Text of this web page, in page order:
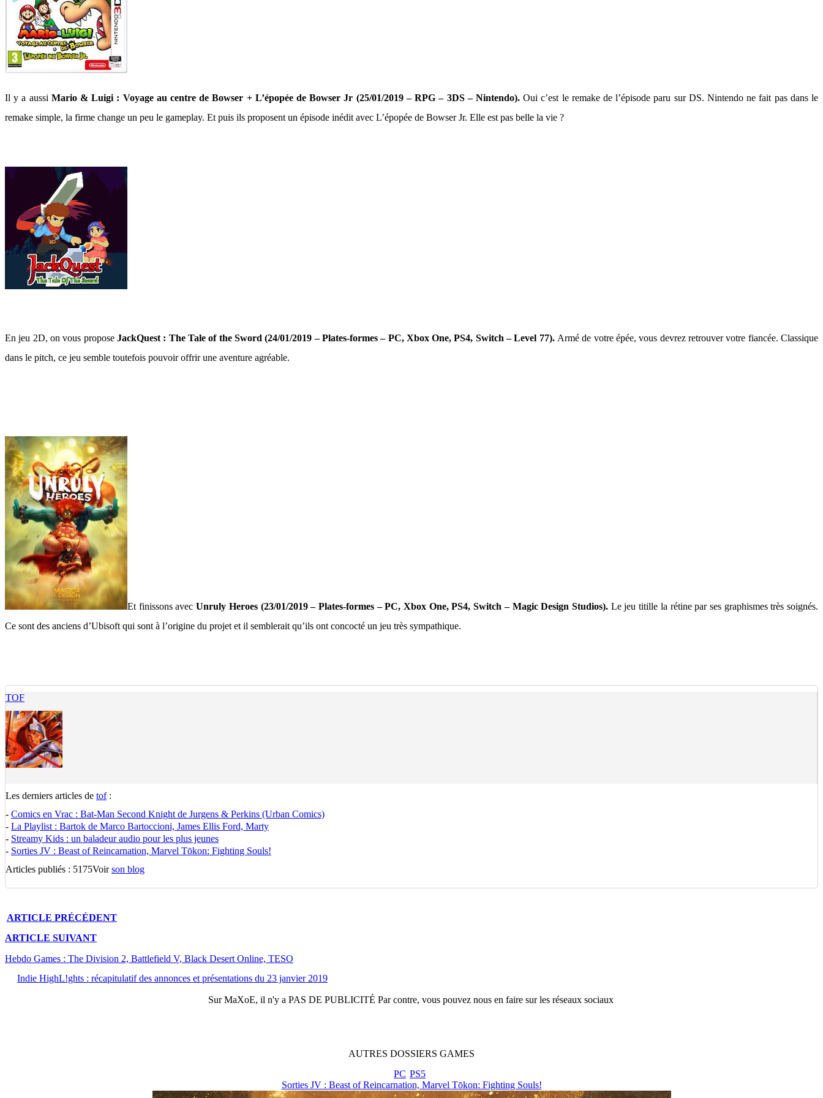
Il y a aussi Mario & Luigi : Voyage au centre de Bowser + L’épopée de Bowser Jr (25/01/2019 – RPG – 3DS – Nintendo).Oui c’est le remake de l’épisode paru sur DS. Nintendo ne fait pas dans le
remake simple, la firme change un peu le gameplay. Et puis ils proposent un épisode inédit avec L’épopée de Bowser Jr. Elle est pas belle la vie ?
En jeu 2D, on vous propose JackQuest : The Tale of the Sword (24/01/2019 – Plates-formes – PC, Xbox One, PS4, Switch – Level 77). Armé de votre épée, vous devrez retrouver votre fiancée. Classique
dans le pitch, ce jeu semble toutefois pouvoir offrir une aventure agréable.
Et finissons avecUnruly Heroes (23/01/2019 – Plates-formes – PC, Xbox One, PS4, Switch – Magic Design Studios). Le jeu titille la rétine par ses graphismes très soignés.
Ce sont des anciens d’Ubisoft qui sont à l’origine du projet et il semblerait qu’ils ont concocté un jeu très sympathique.
TOF
Les derniers articles de tof:
- Comics en Vrac : Bat-Man Second Knight de Jurgens & Perkins (Urban Comics)
- La Playlist : Bartok de Marco Bartoccioni, James Ellis Ford, Marty
- Streamy Kids : un baladeur audio pour les plus jeunes
- Sorties JV : Beast of Reincarnation, Marvel Tōkon: Fighting Souls!
Articles publiés : 5175Voirson blog
ARTICLE PRÉCÉDENT
ARTICLE SUIVANT
Hebdo Games : The Division 2, Battlefield V, Black Desert Online, TESO
Indie HighL!ghts : récapitulatif des annonces et présentations du 23 janvier 2019
SurMaXoE, il n'y a PAS DE PUBLICITÉ Par contre, vous pouvez nous en faire sur les réseaux sociaux
AUTRES DOSSIERS GAMES
PC PS5
Sorties JV : Beast of Reincarnation, Marvel Tōkon: Fighting Souls!